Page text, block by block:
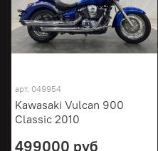
арт. 049954
Kawasaki Vulcan 900
Classic 2010
499000 руб